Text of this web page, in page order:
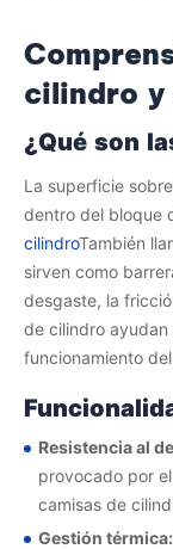
cilindro y
¿Qué son
La superficie
dentro del bloque
cilindroTambién
sirven como
desgaste, la
de cilindro ayudan
funcionamiento
Resistencia al
provocado por
camisas de
Gestión térmica: